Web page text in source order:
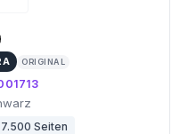
ORIGINAL
7.500 Seiten